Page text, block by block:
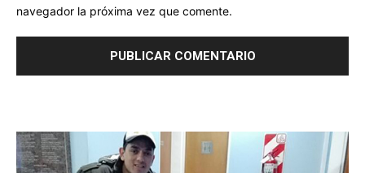
navegador la próxima vez que comente.